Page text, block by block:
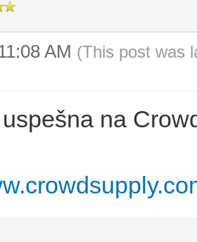
AM (This post was
na